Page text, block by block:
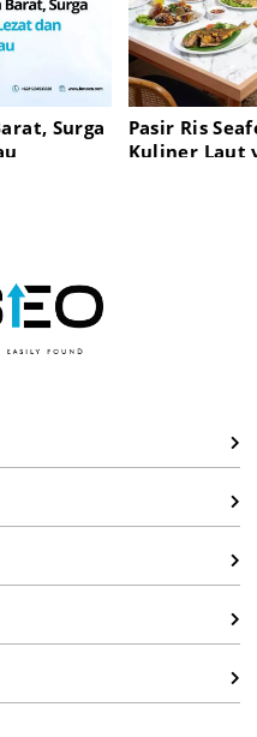
Surga
Pasir Ris
Kuliner Laut